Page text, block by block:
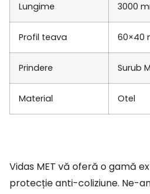
Lungime 3000
Profil teava 60×40
Prindere Surub
Material Otel
Vidas MET vă oferă o gamă
protecție anti-coliziune. Ne-